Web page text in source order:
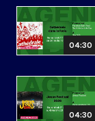
04:30
04:30